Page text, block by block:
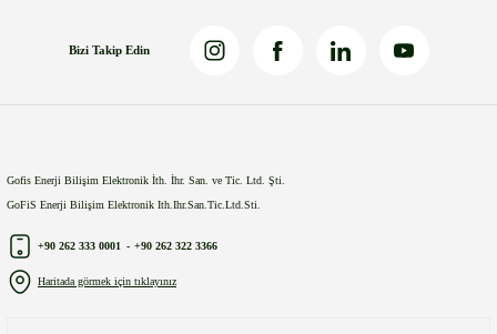
Bizi Takip Edin
Gofis Enerji Bilişim Elektronik İth. İhr. San. ve Tic. Ltd. Şti.
GoFiS Enerji Bilişim Elektronik Ith.Ihr.San.Tic.Ltd.Sti.
+90 262 333 0001 - +90 262 322 3366
Haritada görmek için tıklayınız